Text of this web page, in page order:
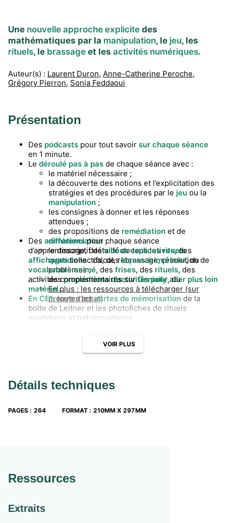
Une nouvelle approche explicite des
mathématiques par la manipulation, le jeu, les
rituels, le brassage et les activités numériques.
Auteur(s) : Laurent Duron, Anne-Catherine Peroche,
Grégory Pierron, Sonia Feddaoui
Présentation
Des podcasts pour tout savoir sur chaque séance
en 1 minute.
Le déroulé pas à pas de chaque séance avec :
le matériel nécessaire ;
la découverte des notions et l’explicitation des
stratégies et des procédures par le jeu ou la
manipulation ;
les consignes à donner et les réponses
attendues ;
des propositions de remédiation et de
différenciation ;
le descriptif détaillé de tous lesrituels
quotidiens: calcul, rebrassage, résolution de
problèmes ;
despropositions d’activités pour aller plus loin
En plus : les ressources à télécharger (sur
preuve d’achat)
Des animationspour chaque séance
d’apprentissage, desvidéos explicatives, des
affichagescollectifs, desleçons à imprimer, du
vocabulaire animé, des frises, des rituels, des
activités complémentaires surGenially, du
matériel…
En CE1, toutes lescartes de mémorisation de la
boîte de Leitner et les photofiches de rituels
quotidiens et hebdomadaires.
VOIR PLUS
Détails techniques
PAGES : 264 FORMAT : 210MM X 297MM
Ressources
Extraits